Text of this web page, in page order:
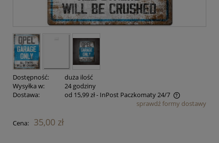
Dostępność:
duża ilość
Wysyłka w:
24 godziny
Dostawa:
od 15,99 zł- InPost Paczkomaty 24/7
Cena nie zawiera ewentualnych kosztów płatnościsprawdź formy dostawy
Cena: 35,00 zł